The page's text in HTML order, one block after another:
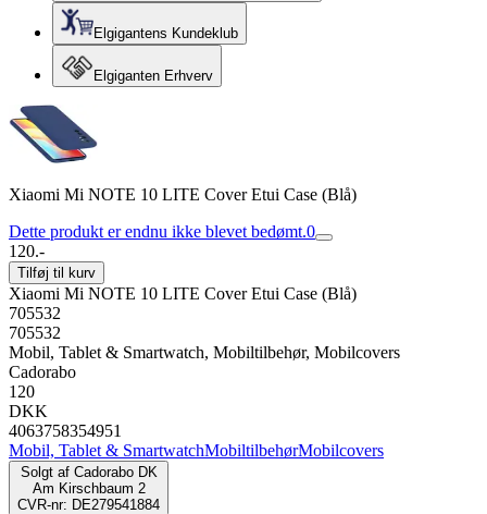
Elgigantens Kundeklub
Elgiganten Erhverv
Xiaomi Mi NOTE 10 LITE Cover Etui Case (Blå)
Dette produkt er endnu ikke blevet bedømt.0
120.-
Tilføj til kurv
Xiaomi Mi NOTE 10 LITE Cover Etui Case (Blå)
705532
705532
Mobil, Tablet & Smartwatch, Mobiltilbehør, Mobilcovers
Cadorabo
120
DKK
4063758354951
Mobil, Tablet & SmartwatchMobiltilbehørMobilcovers
Solgt af Cadorabo DK
Am Kirschbaum 2
CVR-nr: DE279541884